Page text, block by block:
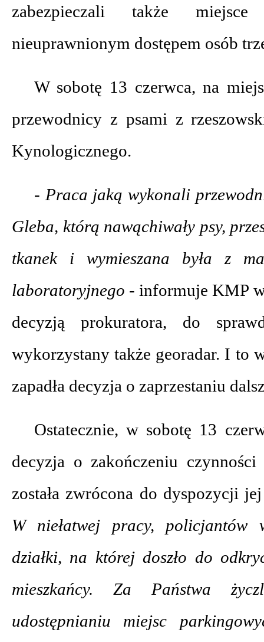
zabezpieczali także miejsce
nieuprawnionym dostępem osób
W sobotę 13 czerwca, na
przewodnicy z psami z
Kynologicznego.
- Praca jaką wykonali
Gleba, którą nawąchiwały psy,
tkanek i wymieszana była z
laboratoryjnego - informuje KMP
decyzją prokuratora, do
wykorzystany także georadar. I to
zapadła decyzja o zaprzestaniu
Ostatecznie, w sobotę 13
decyzja o zakończeniu
została zwrócona do dyspozycji
W niełatwej pracy, policjantów
działki, na której doszło do
mieszkańcy. Za Państwa
udostępnianiu miejsc